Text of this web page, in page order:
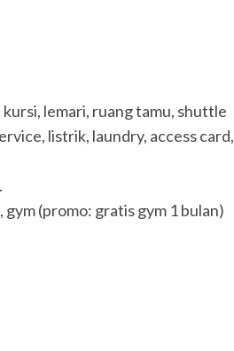
lemari, ruang tamu, shuttle
listrik, laundry, access card,
(promo: gratis gym 1 bulan)